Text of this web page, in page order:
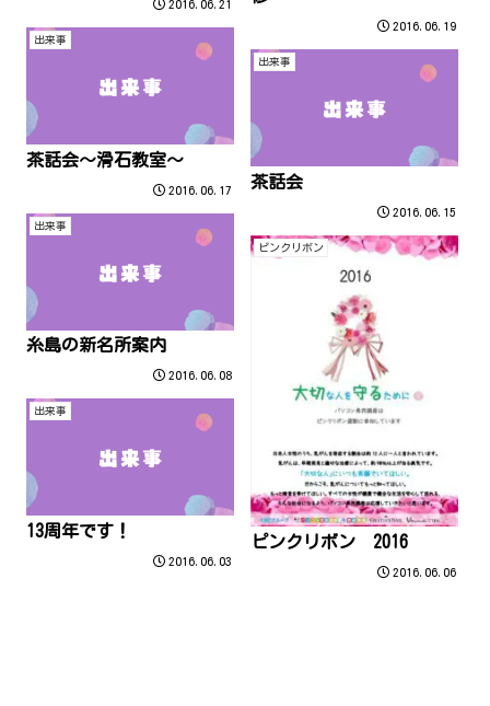
2016.06.21
2016.06.19
出来事
茶話会～滑石教室～
2016.06.17
出来事
茶話会
2016.06.15
出来事
糸島の新名所案内
2016.06.08
ピンクリボン
ピンクリボン 2016
2016.06.06
出来事
13周年です！
2016.06.03